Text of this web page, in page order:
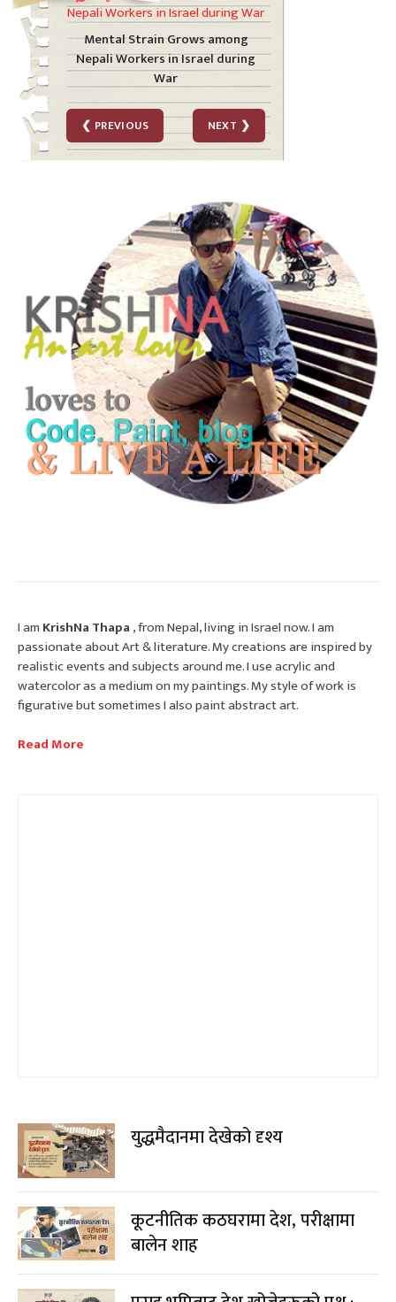
Mental Strain Grows among
Nepali Workers in Israel during
War
❮ PREVIOUS NEXT ❯
I am KrishNa Thapa , from Nepal, living in Israel now. I am
passionate about Art & literature. My creations are inspired by
realistic events and subjects around me. I use acrylic and
watercolor as a medium on my paintings. My style of work is
figurative but sometimes I also paint abstract art.
Read More
युद्धमैदानमा देखेको दृश्य
कूटनीतिक कठघरामा देश, परीक्षामा
बालेन शाह